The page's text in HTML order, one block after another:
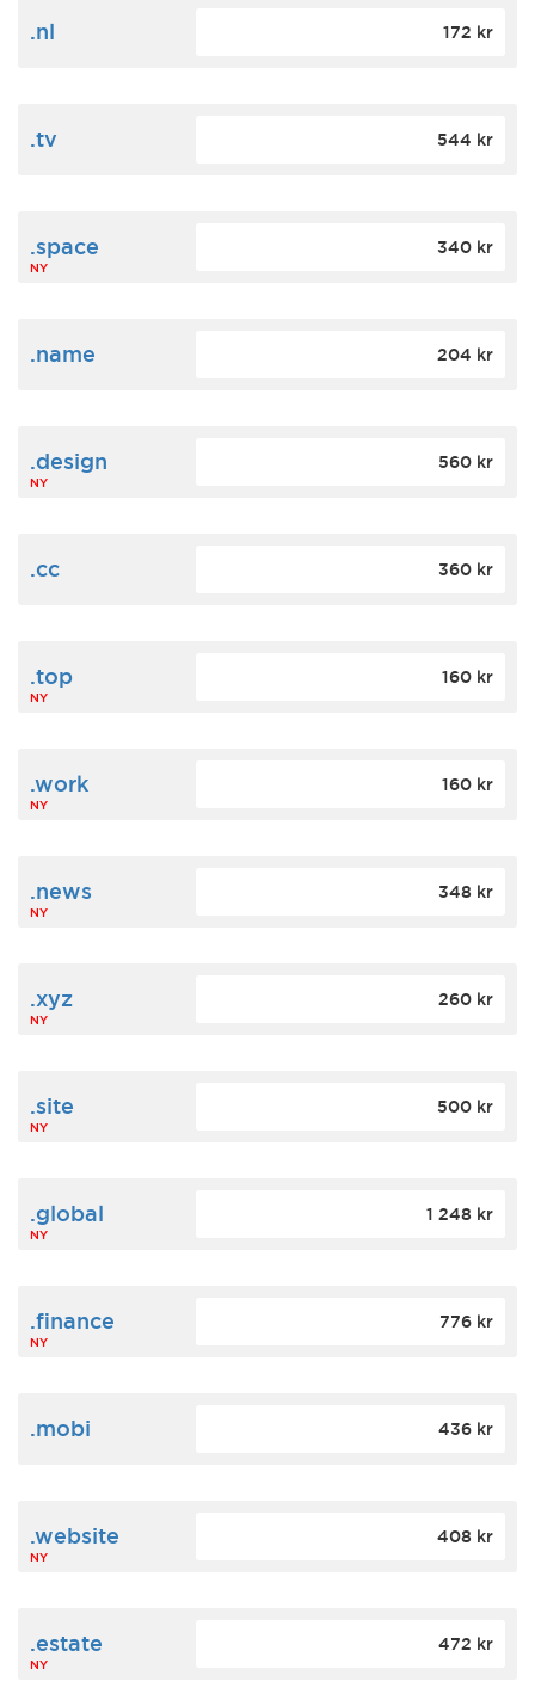
.nl 172 kr
.tv 544 kr
.space
NY
340 kr
.name 204 kr
.design
NY
560 kr
.cc 360 kr
.top
NY
160 kr
.work
NY
160 kr
.news
NY
348 kr
.xyz
NY
260 kr
.site
NY
500 kr
.global
NY
1 248 kr
.finance
NY
776 kr
.mobi 436 kr
.website
NY
408 kr
.estate
NY
472 kr